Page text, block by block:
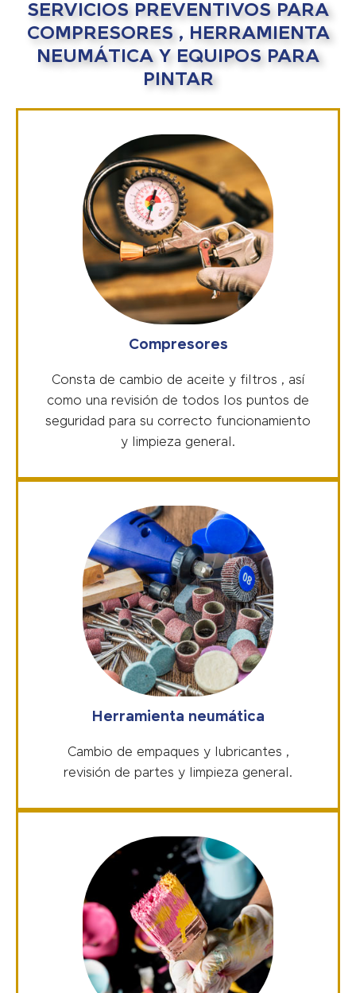
SERVICIOS PREVENTIVOS PARA
COMPRESORES , HERRAMIENTA
NEUMÁTICA Y EQUIPOS PARA
PINTAR
Compresores
Consta de cambio de aceite y filtros , así
como una revisión de todos los puntos de
seguridad para su correcto funcionamiento
y limpieza general.
Herramienta neumática
Cambio de empaques y lubricantes ,
revisión de partes y limpieza general.